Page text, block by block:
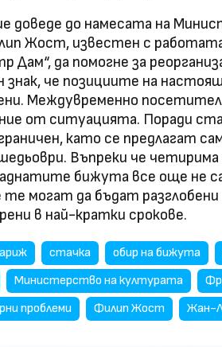
доведе до намесата на
Жост, известен с
Дам“, да помогне за
знак, че позициите на
Междувременно
от ситуацията. Поради
като се предлагат
Въпреки че четирима
бижута все още не
могат да бъдат разглобени
в най-кратки срокове.
стачка обир на бижута
Министерство на културата
проблеми
Филип Жост Жан-